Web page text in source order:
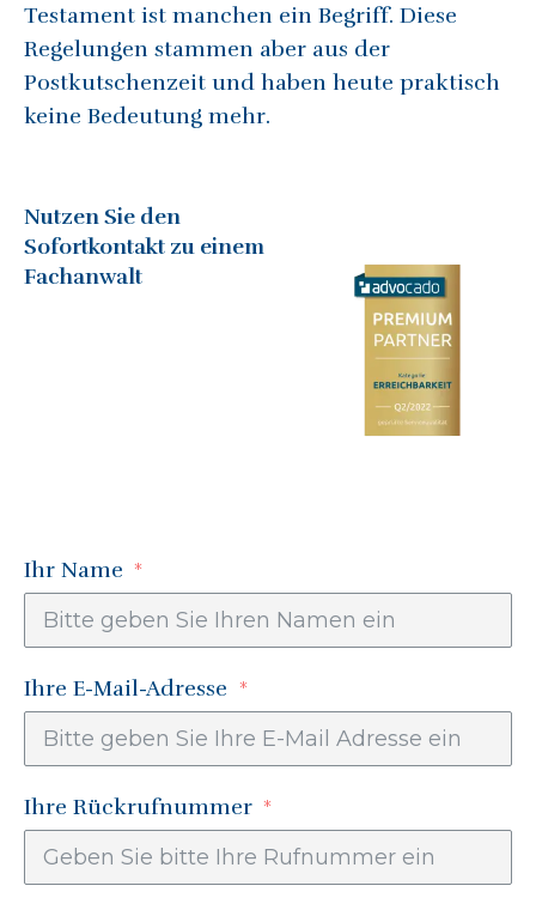
Testament ist manchen ein Begriff. Diese
Regelungen stammen aber aus der
Postkutschenzeit und haben heute praktisch
keine Bedeutung mehr.
Nutzen Sie den
Sofortkontakt zu einem
Fachanwalt
Ihr Name
Ihre E-Mail-Adresse
Ihre Rückrufnummer